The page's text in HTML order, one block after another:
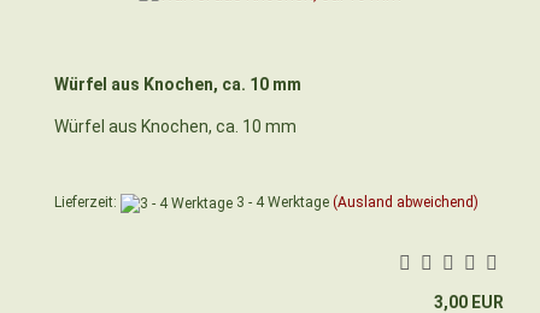
Würfel aus Knochen, ca. 10 mm
Würfel aus Knochen, ca. 10 mm
Lieferzeit: 3 - 4 Werktage (Ausland abweichend)
3,00 EUR